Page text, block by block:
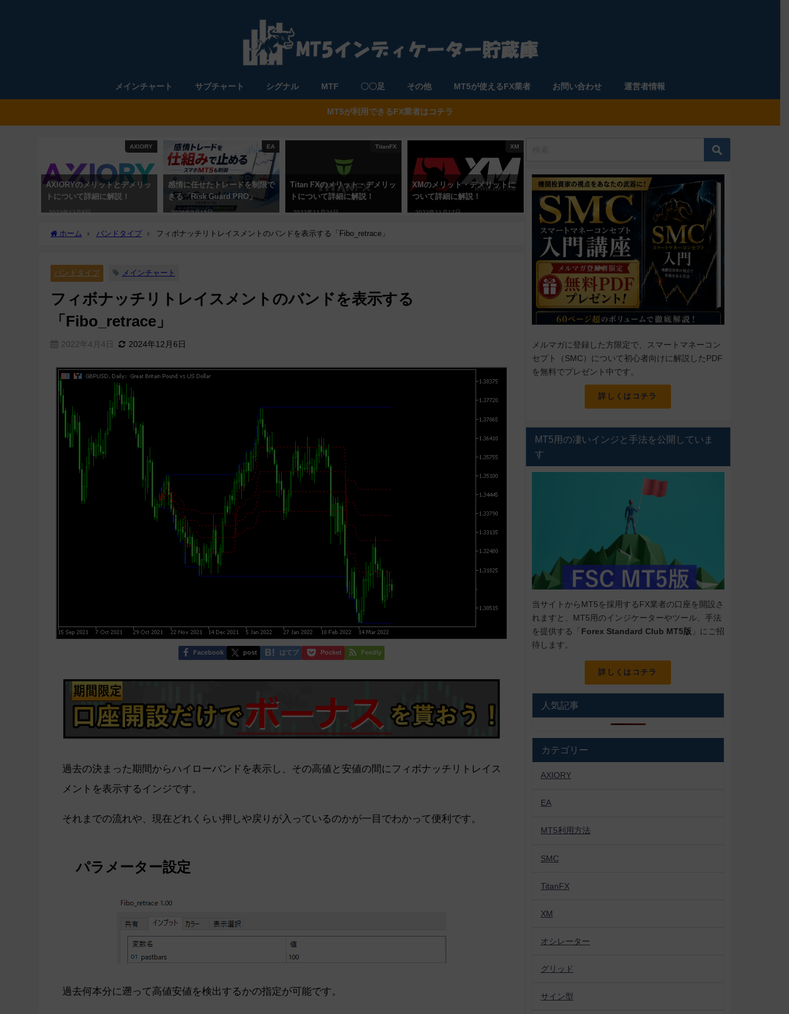
メインチャート サブチャート シグナル MTF 〇〇足 その他 MT5が使えるFX業者 お問い合わせ 運営者情報
MT5が利用できるFX業者はコチラ
AXIORY
AXIORYのメリットとデメリッ
トについて詳細に解説！
2022年12月8日
EA
感情に任せたトレードを制限で
きる「Risk Guard PRO」
2026年5月15日
TitanFX
Titan FXのメリット・デメリッ
トについて詳細に解説！
2022年11月24日
XM
XMのメリット・デメリットに
ついて詳細に解説！
2022年11月17日
ホーム バンドタイプ フィボナッチリトレイスメントのバンドを表示する「Fibo_retrace」
バンドタイプ メインチャート
フィボナッチリトレイスメントのバンドを表示する
「Fibo_retrace」
2022年4月4日 2024年12月6日
Facebook post はてブ Pocket Feedly
過去の決まった期間からハイローバンドを表示し、その高値と安値の間にフィボナッチリトレイス
メントを表示するインジです。
それまでの流れや、現在どれくらい押しや戻りが入っているのかが一目でわかって便利です。
パラメーター設定
過去何本分に遡って高値安値を検出するかの指定が可能です。
メルマガに登録した方限定で、スマートマネーコン
セプト（SMC）について初心者向けに解説したPDF
を無料でプレゼント中です。
詳しくはコチラ
MT5用の凄いインジと手法を公開していま
す
当サイトからMT5を採用するFX業者の口座を開設さ
れますと、MT5用のインジケーターやツール、手法
を提供する「 Forex Standard Club MT5版 」にご招
待します。
詳しくはコチラ
人気記事
カテゴリー
AXIORY
EA
MT5利用方法
SMC
TitanFX
XM
オシレーター
グリッド
サイン型